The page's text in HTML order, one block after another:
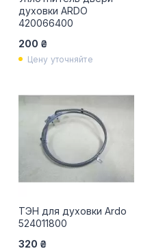
духовки ARDO
420066400
200 ₴
Цену уточняйте
ТЭН для духовки Ardo
524011800
320 ₴